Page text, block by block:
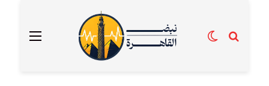
القائمة بحث عنالوضع المظلم